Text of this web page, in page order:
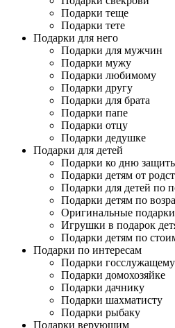
Подарки теще
Подарки тете
Подарки для него
Подарки для мужчин
Подарки мужу
Подарки любимому
Подарки другу
Подарки для брата
Подарки папе
Подарки отцу
Подарки дедушке
Подарки для детей
Подарки ко дню
Подарки детям от
Подарки для детей по
Подарки детям по
Оригинальные
Игрушки в подарок
Подарки детям по
Подарки по интересам
Подарки госслужащему
Подарки домохозяйке
Подарки дачнику
Подарки шахматисту
Подарки рыбаку
Подарки верующим